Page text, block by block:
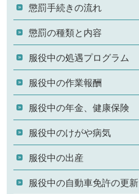
懲罰手続きの流れ
懲罰の種類と内容
服役中の処遇プログラム
服役中の作業報酬
服役中の年金、健康保険
服役中のけがや病気
服役中の出産
服役中の自動車免許の更新